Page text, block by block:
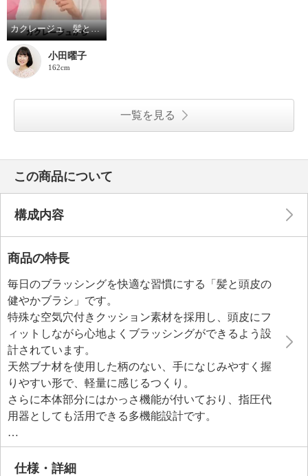
カクレージュ 髪と頭皮の健やかブラシ
小田曜子
162cm
一覧を見る
この商品について
構成内容
商品の特長
毎日のブラッシングを快適な習慣にする「髪と頭皮の
健やかブラシ」です。
特殊な空気穴付きクッション素材を採用し、頭皮にフ
ィットしながら心地よくブラッシングができるよう設
計されています。
天然ブナ材を使用した柄のない、手になじみやすく握
りやすい形で、軽量に感じるつくり。
さらに本体部分にはかっさ機能が付いており、指圧代
用器としても活用できる多機能設計です。
髪の流れを整えることでスタイリングもしやすくな
り、毎日のヘアケアが楽しみになるブラシ。
仕様・詳細